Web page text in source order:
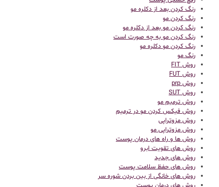
رنگ کردن بعد از دکلره مو
رنگ کردن مو
رنگ کردن مو بعد از دکلره مو
رنگ کردن مو به چه صورت است
رنگ کردن مو دکلره مو
رنگ مو
روش FIT
روش FUT
روش prp
روش SUT
روش ترمیم مو
روش فیکس کردن مو در ترمیم
روش مزوتراپی
روش مزوتراپی مو
روش ها و راه های درمان پوست
روش های تقویت ابرو
روش های جدید
روش های حفظ سلامت پوست
روش های خانگی از بین بردن شوره سر